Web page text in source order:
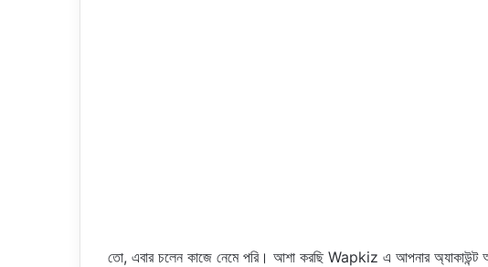
তো, এবার চলেন কাজে নেমে পরি। আশা করছি Wapkiz এ আপনার অ্যাকাউন্ট